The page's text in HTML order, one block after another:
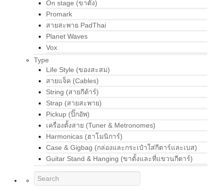
On stage (ขาตั้ง)
Promark
สายสะพาย PadThai
Planet Waves
Vox
Type
Life Style (ของสะสม)
สายแจ็ค (Cables)
String (สายกีต้าร์)
Strap (สายสะพาย)
Pickup (ปิ๊กอัพ)
เครื่องตั้งสาย (Tuner & Metronomes)
Harmonicas (ฮาโมนิการ์)
Case & Gigbag (กล่องและกระเป๋าใส่กีตาร์และเบส)
Guitar Stand & Hanging (ขาตั้งและที่แขวนกีตาร์)